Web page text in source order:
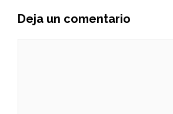
Deja un comentario